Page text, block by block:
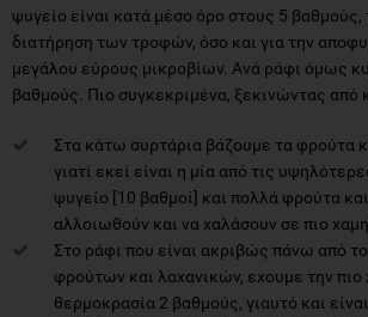
ψυγείο είναι κατά μέσο όρο στους 5 βαθμούς,
διατήρηση των τροφών, όσο και για την
μεγάλου εύρους μικροβίων. Ανά ράφι όμως
βαθμούς. Πιο συγκεκριμένα, ξεκινώντας
Στα κάτω συρτάρια βάζουμε τα φρούτα
γιατί εκεί είναι η μία από τις
ψυγείο [10 βαθμοί] και πολλά φρούτα
αλλοιωθούν και να χαλάσουν σε πιο
Στο ράφι που είναι ακριβώς πάνω από
φρούτων και λαχανικών, εχουμε την πιο
θερμοκρασία 2 βαθμούς, γιαυτό και